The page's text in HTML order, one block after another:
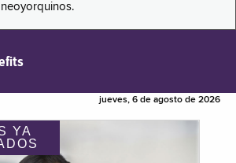
jueves, 6 de agosto de 2026
YA